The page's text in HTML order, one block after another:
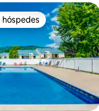
preferidos dos
hóspedes